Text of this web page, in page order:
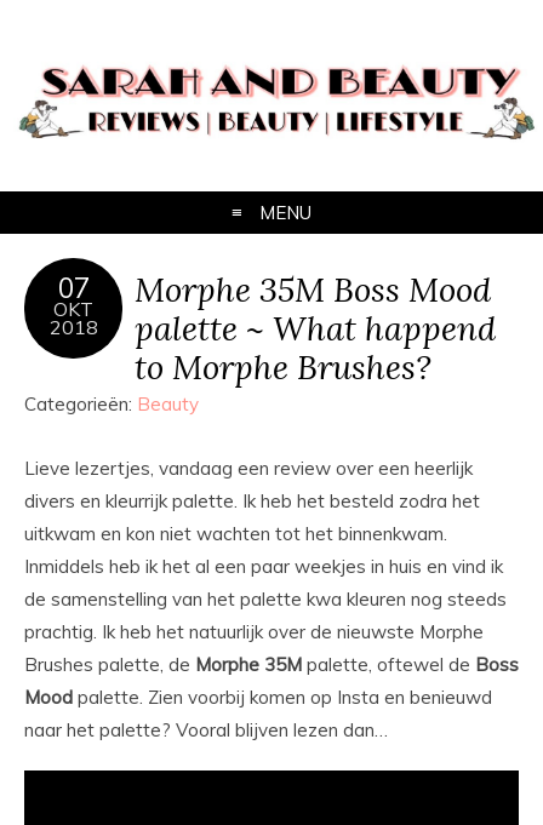
MENU
07
OKT
2018
Morphe 35M Boss Mood
palette ~ What happend
to Morphe Brushes?
Categorieën: Beauty
Lieve lezertjes, vandaag een review over een heerlijk
divers en kleurrijk palette. Ik heb het besteld zodra het
uitkwam en kon niet wachten tot het binnenkwam.
Inmiddels heb ik het al een paar weekjes in huis en vind ik
de samenstelling van het palette kwa kleuren nog steeds
prachtig. Ik heb het natuurlijk over de nieuwste Morphe
Brushes palette, de Morphe 35M palette, oftewel de Boss
Mood palette. Zien voorbij komen op Insta en benieuwd
naar het palette? Vooral blijven lezen dan…